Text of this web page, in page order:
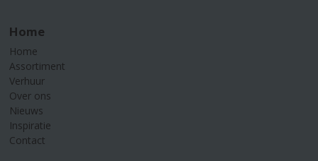
Home
Home
Assortiment
Verhuur
Over ons
Nieuws
Inspiratie
Contact